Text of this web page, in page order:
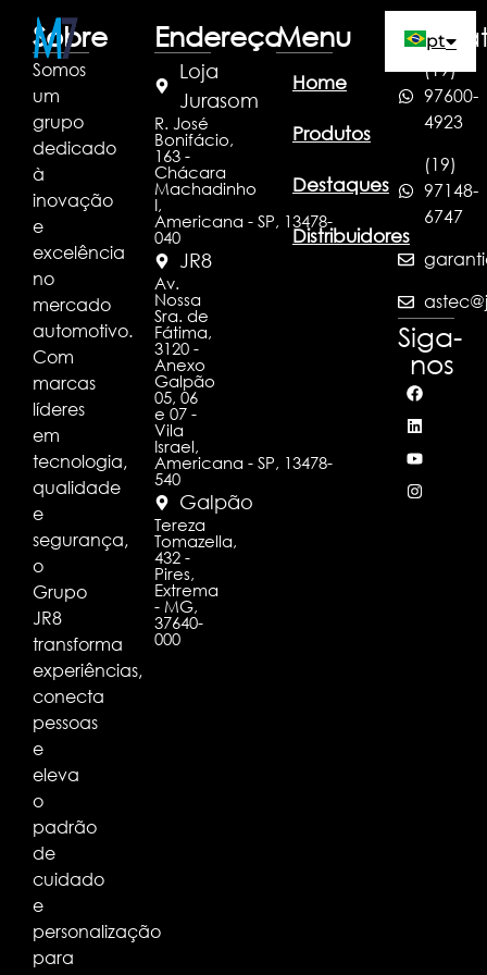
pt
es
Sobre
Somos
um
grupo
dedicado
à
inovação
e
excelência
no
mercado
automotivo.
Com
marcas
líderes
em
tecnologia,
qualidade
e
segurança,
o
Grupo
JR8
transforma
experiências,
conecta
pessoas
e
eleva
o
padrão
de
cuidado
e
personalização
para
Endereço
Loja
Jurasom
R. José
Bonifácio,
163 -
Chácara
Machadinho
I,
Americana - SP, 13478-
040
JR8
Av.
Nossa
Sra. de
Fátima,
3120 -
Anexo
Galpão
05, 06
e 07 -
Vila
Israel,
Americana - SP, 13478-
540
Galpão
Tereza
Tomazella,
432 -
Pires,
Extrema
- MG,
37640-
000
Menu
Home
Produtos
Destaques
Distribuidores
(19)
97600-
4923
(19)
97148-
6747
Siga-
nos